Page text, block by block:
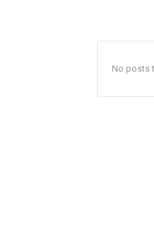
No posts